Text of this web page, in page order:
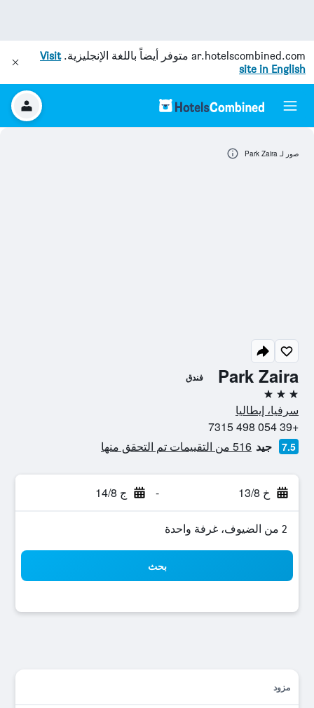
ar.hotelscombined.com متوفر أيضاً باللغة الإنجليزية.Visit
site in English
Park Zaira فندق
3 نجوم
سرفيا، إيطاليا
+39 054 498 7315
7.5 جيد 516 من التقييمات تم التحقق منها
خ 13/8 - ج 14/8
2 من الضيوف، غرفة واحدة
بحث
مزود
صور لـ Park Zaira